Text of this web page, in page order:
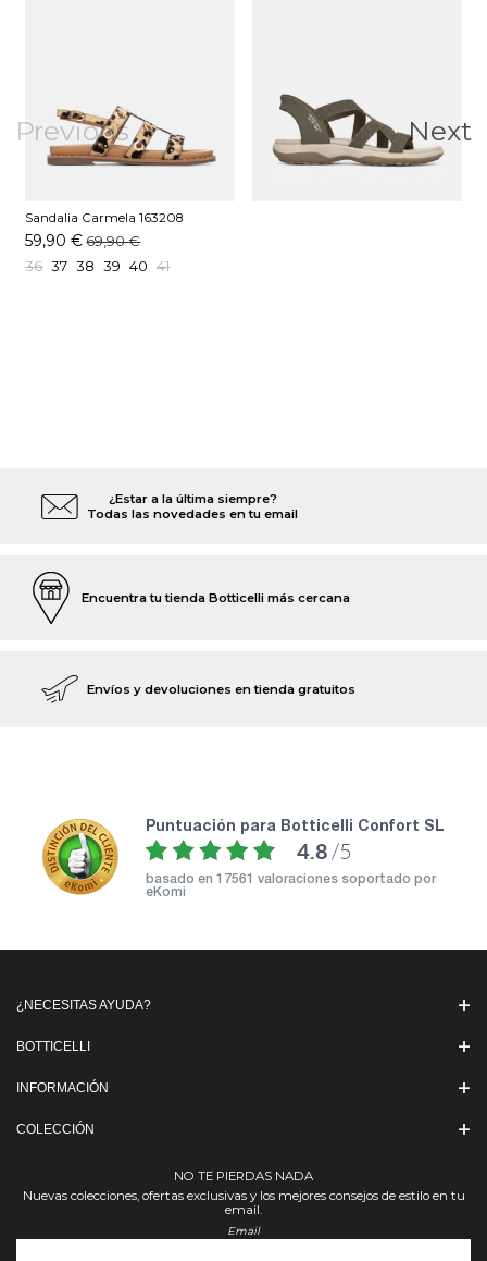
Previous
Sandalia Carmela 163208
Leopardo
59,90 € 69,90 €
36 37 38 39 40 41
Next
¿Estar a la última siempre?
Todas las novedades en tu email
Encuentra tu tienda Botticelli más cercana
Envíos y devoluciones en tienda gratuitos
puntuación para Botticelli Confort SL
4.8 /5
basado en 17561 valoraciones soportado por
eKomi
¿NECESITAS AYUDA?
BOTTICELLI
INFORMACIÓN
COLECCIÓN
NO TE PIERDAS NADA
Nuevas colecciones, ofertas exclusivas y los mejores consejos de estilo en tu
email.
Email